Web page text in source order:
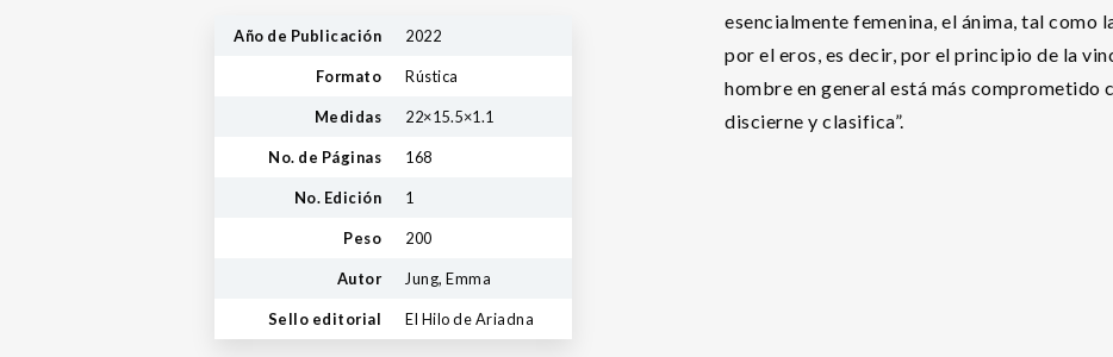
Año de Publicación 2022
Formato Rústica
Medidas 22×15.5×1.1
No. de Páginas 168
No. Edición 1
Peso 200
Autor Jung, Emma
Sello editorial El Hilo de Ariadna
esencialmente femenina, el ánima, tal como
por el eros, es decir, por el principio de la
hombre en general está más comprometido
discierne y clasifica”.